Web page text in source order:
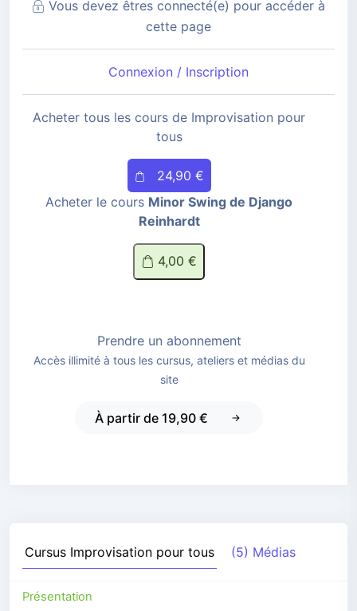
Vous devez êtres connecté(e) pour accéder à
cette page
Connexion / Inscription
Acheter tous les cours de Improvisation pour
tous
24,90 €
Acheter le cours Minor Swing de Django
Reinhardt
4,00 €
Prendre un abonnement
Accès illimité à tous les cursus, ateliers et médias du
site
À partir de 19,90 €
Cursus Improvisation pour tous (5) Médias
Présentation